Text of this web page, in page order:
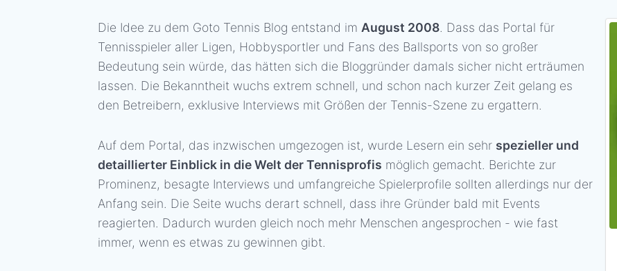
Die Idee zu dem Goto Tennis Blog entstand im August 2008. Dass das Portal für
Tennisspieler aller Ligen, Hobbysportler und Fans des Ballsports von so großer
Bedeutung sein würde, das hätten sich die Bloggründer damals sicher nicht erträumen
lassen. Die Bekanntheit wuchs extrem schnell, und schon nach kurzer Zeit gelang es
den Betreibern, exklusive Interviews mit Größen der Tennis-Szene zu ergattern.
Auf dem Portal, das inzwischen umgezogen ist, wurde Lesern ein sehr spezieller und
detaillierter Einblick in die Welt der Tennisprofis möglich gemacht. Berichte zur
Prominenz, besagte Interviews und umfangreiche Spielerprofile sollten allerdings nur der
Anfang sein. Die Seite wuchs derart schnell, dass ihre Gründer bald mit Events
reagierten. Dadurch wurden gleich noch mehr Menschen angesprochen - wie fast
immer, wenn es etwas zu gewinnen gibt.